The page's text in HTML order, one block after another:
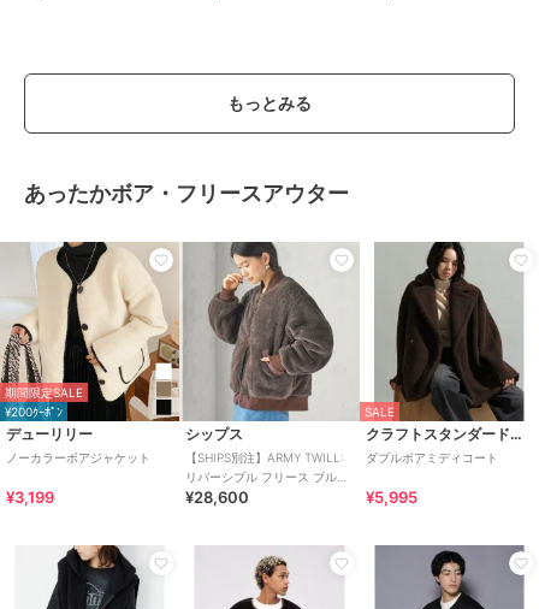
もっとみる
あったかボア・フリースアウター
期間限定SALE
¥200ｸｰﾎﾟﾝ
デューリリー
ノーカラーボアジャケット
¥3,199
シップス
【SHIPS別注】ARMY TWILL:
リバーシブル フリース ブルゾ
ン
¥28,600
SALE
クラフトスタンダードブティック
ダブルボアミディコート
¥5,995